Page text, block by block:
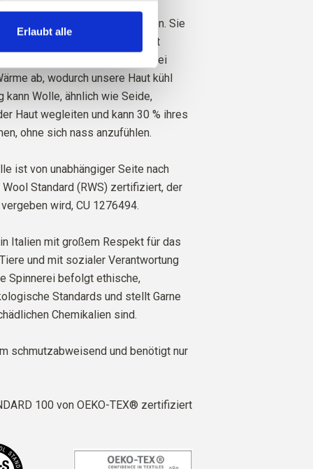
Erlaubt alle
hervorragende Eigenschaften. Sie
Das heißt, die Wolle hält
kaltem Wetter warm und gibt bei
ab, wodurch unsere Haut kühl
kann Wolle, ähnlich wie Seide,
Haut wegleiten und kann 30 % ihres
ohne sich nass anzufühlen.
ist von unabhängiger Seite nach
Standard (RWS) zertifiziert, der
wird, CU 1276494.
Italien mit großem Respekt für das
und mit sozialer Verantwortung
Spinnerei befolgt ethische,
Standards und stellt Garne
Chemikalien sind.
schmutzabweisend und benötigt nur
100 von OEKO-TEX® zertifiziert